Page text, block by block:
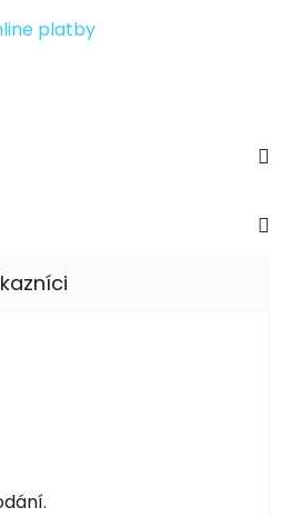
platby
5 z 5 hvězdiček.
5 z 5 hvězdiček.